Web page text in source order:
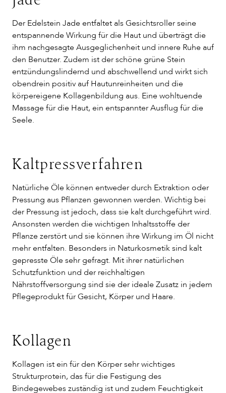
Der Edelstein Jade entfaltet als Gesichtsroller seine
entspannende Wirkung für die Haut und überträgt die
ihm nachgesagte Ausgeglichenheit und innere Ruhe auf
den Benutzer. Zudem ist der schöne grüne Stein
entzündungslindernd und abschwellend und wirkt sich
obendrein positiv auf Hautunreinheiten und die
körpereigene Kollagenbildung aus. Eine wohltuende
Massage für die Haut, ein entspannter Ausflug für die
Seele.
Kaltpressverfahren
Natürliche Öle können entweder durch Extraktion oder
Pressung aus Pflanzen gewonnen werden. Wichtig bei
der Pressung ist jedoch, dass sie kalt durchgeführt wird.
Ansonsten werden die wichtigen Inhaltsstoffe der
Pflanze zerstört und sie können ihre Wirkung im Öl nicht
mehr entfalten. Besonders in Naturkosmetik sind kalt
gepresste Öle sehr gefragt. Mit ihrer natürlichen
Schutzfunktion und der reichhaltigen
Nährstoffversorgung sind sie der ideale Zusatz in jedem
Pflegeprodukt für Gesicht, Körper und Haare.
Kollagen
Kollagen ist ein für den Körper sehr wichtiges
Strukturprotein, das für die Festigung des
Bindegewebes zuständig ist und zudem Feuchtigkeit